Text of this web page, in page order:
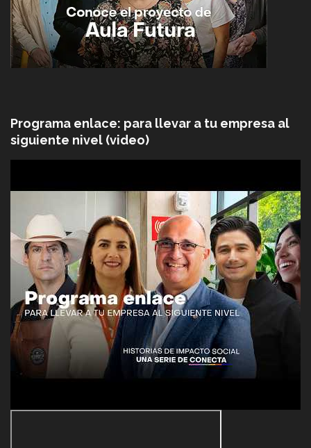
Programa enlace: para llevar a tu empresa al
siguiente nivel (video)